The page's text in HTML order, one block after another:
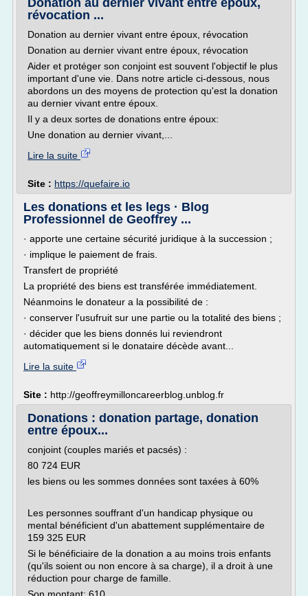
Donation au dernier vivant entre époux,
révocation ...
Donation au dernier vivant entre époux, révocation
Donation au dernier vivant entre époux, révocation
Aider et protéger son conjoint est souvent l'objectif le plus
important d'une vie. Dans notre article ci-dessous, nous
abordons un des moyens de protection qu'est la donation
au dernier vivant entre époux.
Il y a deux sortes de donations entre époux:
Une donation au dernier vivant,...
Lire la suite
Site : https://quefaire.io
Les donations et les legs · Blog
Professionnel de Geoffrey ...
· apporte une certaine sécurité juridique à la succession ;
· implique le paiement de frais.
Transfert de propriété
La propriété des biens est transférée immédiatement.
Néanmoins le donateur a la possibilité de :
· conserver l'usufruit sur une partie ou la totalité des biens ;
· décider que les biens donnés lui reviendront
automatiquement si le donataire décède avant...
Lire la suite
Site : http://geoffreymilloncareerblog.unblog.fr
Donations : donation partage, donation
entre époux...
conjoint (couples mariés et pacsés) :
80 724 EUR
les biens ou les sommes données sont taxées à 60%
Les personnes souffrant d'un handicap physique ou
mental bénéficient d'un abattement supplémentaire de
159 325 EUR
Si le bénéficiaire de la donation a au moins trois enfants
(qu'ils soient ou non encore à sa charge), il a droit à une
réduction pour charge de famille.